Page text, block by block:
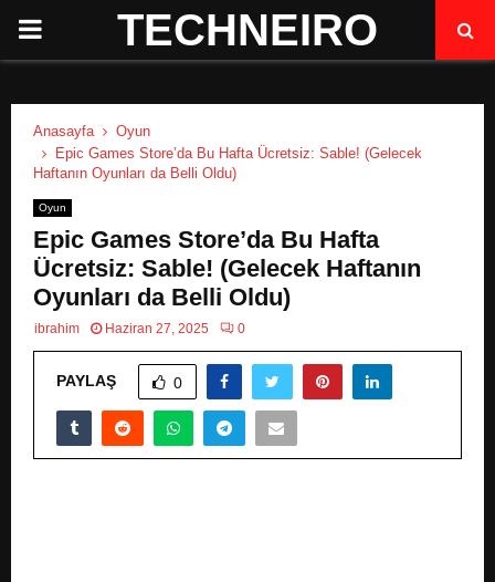
P
M
A
R
TECHNEIRO
Anasayfa
Oyun
Epic Games Store’da Bu Hafta Ücretsiz: Sable! (Gelecek
Haftanın Oyunları da Belli Oldu)
Oyun
Epic Games Store’da Bu Hafta
Ücretsiz: Sable! (Gelecek Haftanın
Oyunları da Belli Oldu)
ibrahim Haziran 27, 2025 0
PAYLAŞ 0